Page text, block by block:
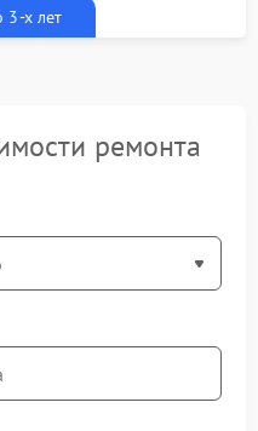
3-х лет
ремонта